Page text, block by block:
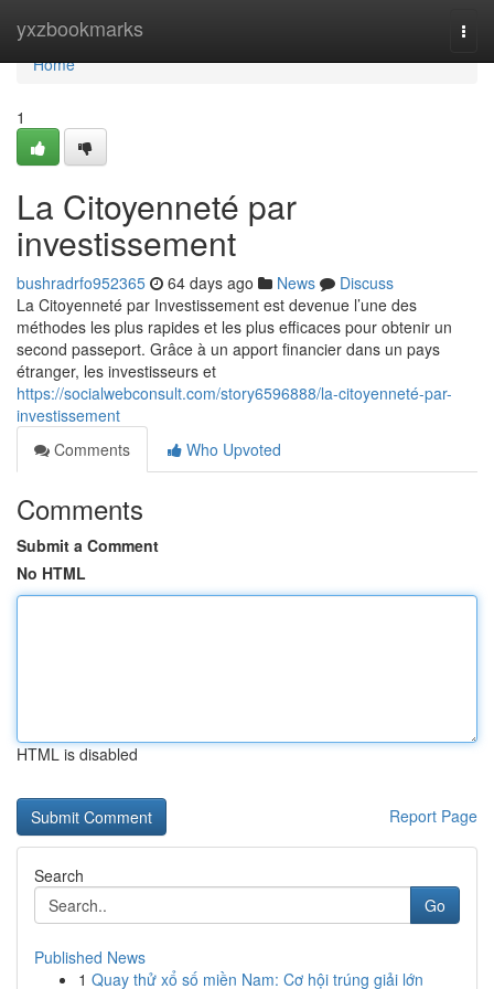
yxzbookmarks
Home
Home
1
La Citoyenneté par
investissement
bushradrfo952365 64 days ago News
Discuss
La Citoyenneté par Investissement est devenue l’une des
méthodes les plus rapides et les plus efficaces pour obtenir un
second passeport. Grâce à un apport financier dans un pays
étranger, les investisseurs et
https://socialwebconsult.com/story6596888/la-citoyenneté-par-
investissement
Comments
Who Upvoted
Comments
Submit a Comment
No HTML
HTML is disabled
Report Page
Search
Go
Published News
1 Quay thử xổ số miền Nam: Cơ hội trúng giải lớn